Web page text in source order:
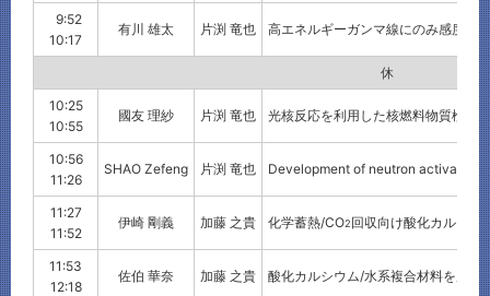
9:52
10:17
有川 雄太 片渕 竜也 高エネルギーガンマ線にのみ感度の
休 憩
10:25
10:55
國友 理紗 片渕 竜也 光核反応を利用した核燃料物質検知
10:56
11:26
SHAO Zefeng 片渕 竜也 Development of neutron activation
11:27
11:52
伊崎 剛義 加藤 之貴 化学蓄熱/CO2回収向け酸化カルシウ
11:53
12:18
佐伯 華奈 加藤 之貴 酸化カルシウム/水系複合材料を用い